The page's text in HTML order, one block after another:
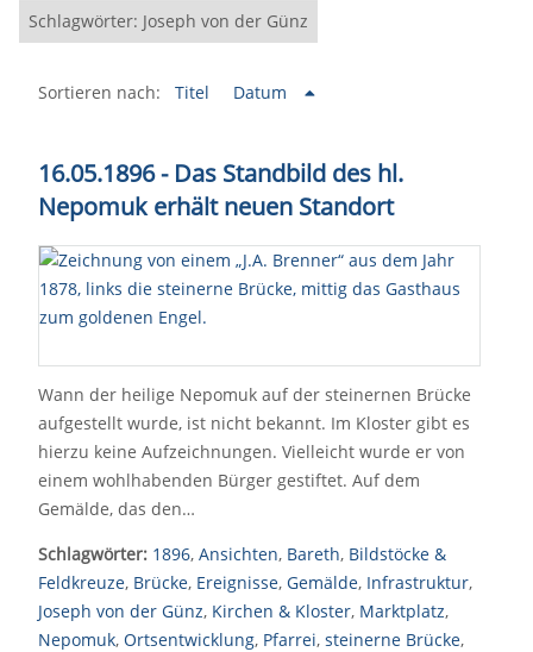
Schlagwörter: Joseph von der Günz
Sortieren nach: Titel Datum
16.05.1896 - Das Standbild des hl.
Nepomuk erhält neuen Standort
Wann der heilige Nepomuk auf der steinernen Brücke
aufgestellt wurde, ist nicht bekannt. Im Kloster gibt es
hierzu keine Aufzeichnungen. Vielleicht wurde er von
einem wohlhabenden Bürger gestiftet. Auf dem
Gemälde, das den…
Schlagwörter: 1896, Ansichten, Bareth, Bildstöcke &
Feldkreuze, Brücke, Ereignisse, Gemälde, Infrastruktur,
Joseph von der Günz, Kirchen & Kloster, Marktplatz,
Nepomuk, Ortsentwicklung, Pfarrei, steinerne Brücke,